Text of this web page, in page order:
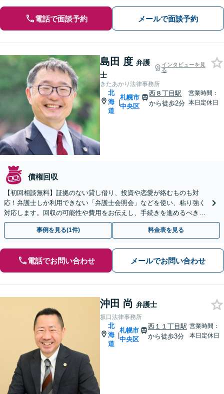
電話で面談予約 メールで面談予約
島田 度 弁護
士
インタビューを見
る
きたあかり法律事務所
北
海
道
|
札幌市
中央区
西８丁目駅
から徒歩2分
営業時間：
本日定休日
債権回収
【初回相談無料】証拠のない貸し借り、投資や恋愛が絡むものも対
応！弁護士しか利用できない「弁護士会照会」などを使い、粘り強く
対応します。回収の可能性や費用をお伝えし、手続きを進めるべきか
否か、アドバイス【休日・夜間相談可】【西11丁目駅5分】
事例を見る(1件) 料金表を見る
電話でお問い合わせ メールでお問い合わせ
沖田 尚 弁護士
坂口法律事務所
北
海
道
|
札幌市
中央区
西１１丁目駅
から徒歩3分
営業時間：
本日定休日